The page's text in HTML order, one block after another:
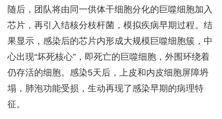
随后，团队将由同一供体干细胞分化的巨噬细胞加入
芯片，再引入结核分枝杆菌，模拟疾病早期过程。结
果显示，感染后的芯片内形成大规模巨噬细胞簇，中
心出现“坏死核心”，即死亡的巨噬细胞，外围环绕着
仍存活的细胞。感染5天后，上皮和内皮细胞屏障坍
塌，肺泡功能受损，生动再现了感染早期的病理特
征。